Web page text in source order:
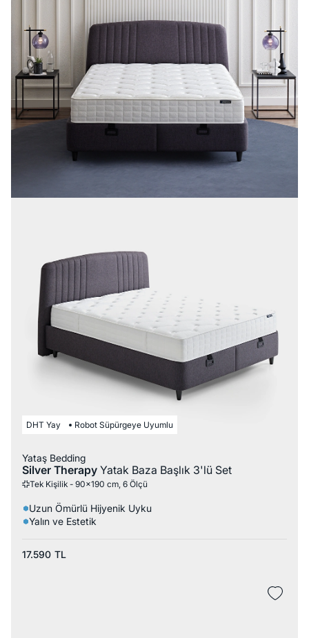
DHT Yay Robot Süpürgeye Uyumlu
Yataş Bedding
Silver Therapy Yatak Baza Başlık 3'lü Set
Tek Kişilik - 90x190 cm, 6 Ölçü
Uzun Ömürlü Hijyenik Uyku
Yalın ve Estetik
17.590 TL